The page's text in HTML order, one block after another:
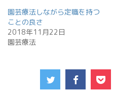
園芸療法しながら定職を持つ
ことの良さ
2018年11月22日
園芸療法